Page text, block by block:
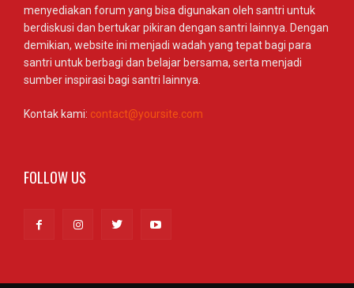
menyediakan forum yang bisa digunakan oleh santri untuk
berdiskusi dan bertukar pikiran dengan santri lainnya. Dengan
demikian, website ini menjadi wadah yang tepat bagi para
santri untuk berbagi dan belajar bersama, serta menjadi
sumber inspirasi bagi santri lainnya.
Kontak kami: contact@yoursite.com
FOLLOW US